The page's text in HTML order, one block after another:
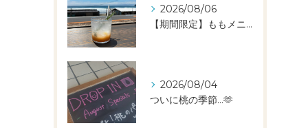
2026/08/06
【期間限定】ももメニュー🍑スタートしました✨️
2026/08/04
ついに桃の季節…🫶